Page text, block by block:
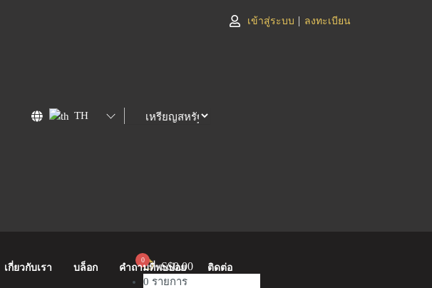
TH
เข้าสู่ระบบ | ลงทะเบียน
เกี่ยวกับเรา บล็อก คำถามที่พบบ่อย ติดต่อ
0
S$0.00
0 รายการ